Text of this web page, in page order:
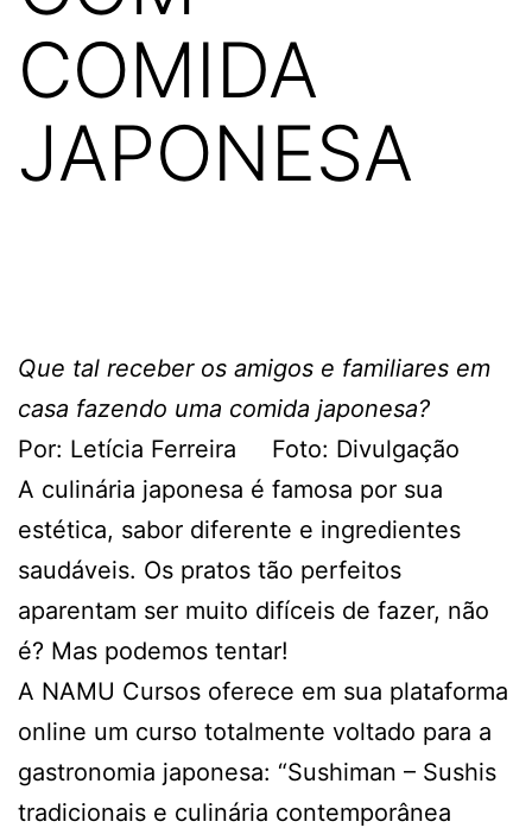
COMIDA
JAPONESA
Que tal receber os amigos e familiares em
casa fazendo uma comida japonesa?
Por: Letícia Ferreira Foto: Divulgação
A culinária japonesa é famosa por sua
estética, sabor diferente e ingredientes
saudáveis. Os pratos tão perfeitos
aparentam ser muito difíceis de fazer, não
é? Mas podemos tentar!
A NAMU Cursos oferece em sua plataforma
online um curso totalmente voltado para a
gastronomia japonesa: “Sushiman – Sushis
tradicionais e culinária contemporânea